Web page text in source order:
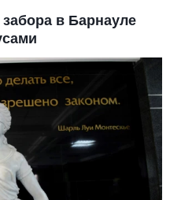
в Барнауле